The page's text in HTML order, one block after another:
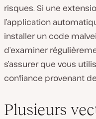
risques. Si une
l’application
installer un code
d’examiner
s’assurer que vous
confiance provenant
Plusieurs